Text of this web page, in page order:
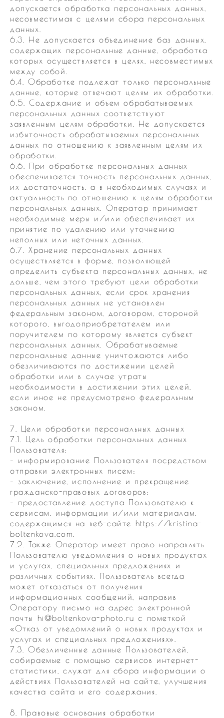
допускается обработка персональных данных,
несовместимая с целями сбора персональных
данных.
6.3. Не допускается объединение баз данных,
содержащих персональные данные, обработка
которых осуществляется в целях, несовместимых
между собой.
6.4. Обработке подлежат только персональные
данные, которые отвечают целям их обработки.
6.5. Содержание и объем обрабатываемых
персональных данных соответствуют
заявленным целям обработки. Не допускается
избыточность обрабатываемых персональных
данных по отношению к заявленным целям их
обработки.
6.6. При обработке персональных данных
обеспечивается точность персональных данных,
их достаточность, а в необходимых случаях и
актуальность по отношению к целям обработки
персональных данных. Оператор принимает
необходимые меры и/или обеспечивает их
принятие по удалению или уточнению
неполных или неточных данных.
6.7. Хранение персональных данных
осуществляется в форме, позволяющей
определить субъекта персональных данных, не
дольше, чем этого требуют цели обработки
персональных данных, если срок хранения
персональных данных не установлен
федеральным законом, договором, стороной
которого, выгодоприобретателем или
поручителем по которому является субъект
персональных данных. Обрабатываемые
персональные данные уничтожаются либо
обезличиваются по достижении целей
обработки или в случае утраты
необходимости в достижении этих целей,
если иное не предусмотрено федеральным
законом.
7. Цели обработки персональных данных
7.1. Цель обработки персональных данных
Пользователя:
– информирование Пользователя посредством
отправки электронных писем;
– заключение, исполнение и прекращение
гражданско-правовых договоров;
– предоставление доступа Пользователю к
сервисам, информации и/или материалам,
содержащимся на веб-сайте https://kristina-
boltenkova.com.
7.2. Также Оператор имеет право направлять
Пользователю уведомления о новых продуктах
и услугах, специальных предложениях и
различных событиях. Пользователь всегда
может отказаться от получения
информационных сообщений, направив
Оператору письмо на адрес электронной
почты hi@boltenkova-photo.ru с пометкой
«Отказ от уведомлений о новых продуктах и
услугах и специальных предложениях».
7.3. Обезличенные данные Пользователей,
собираемые с помощью сервисов интернет-
статистики, служат для сбора информации о
действиях Пользователей на сайте, улучшения
качества сайта и его содержания.
8. Правовые основания обработки